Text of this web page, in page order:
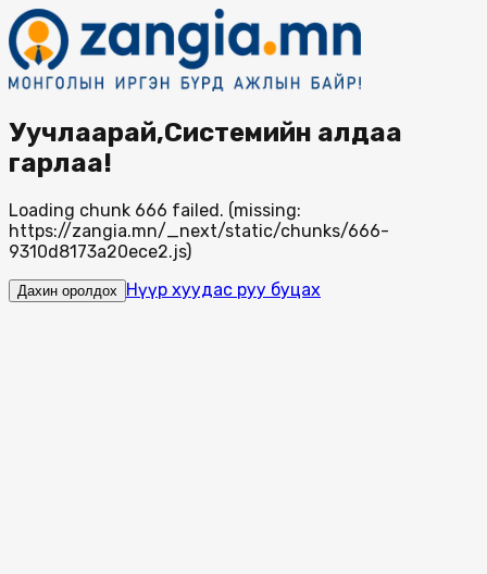
Уучлаарай,Системийн алдаа
гарлаа!
Loading chunk 666 failed. (missing:
https://zangia.mn/_next/static/chunks/666-
9310d8173a20ece2.js)
Дахин оролдох Нүүр хуудас руу буцах